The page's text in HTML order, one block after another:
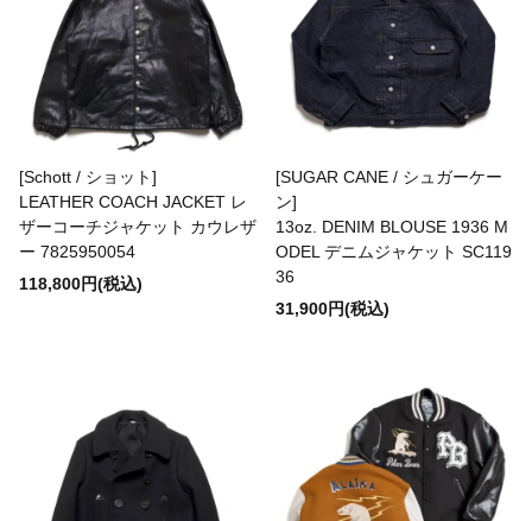
[Schott / ショット]
LEATHER COACH JACKET レ
ザーコーチジャケット カウレザ
ー 7825950054
118,800円(税込)
[SUGAR CANE / シュガーケー
ン]
13oz. DENIM BLOUSE 1936 M
ODEL デニムジャケット SC119
36
31,900円(税込)
LAST CHANCE
LatetomyFuneral
Le Sans Pareil
LE TRAVAILLEUR GALLICE
LHN Jewelry